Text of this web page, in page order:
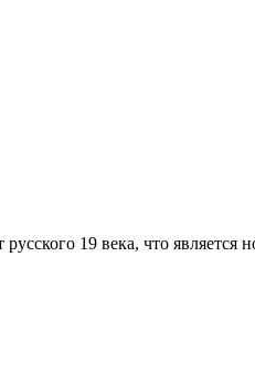
19 века, что